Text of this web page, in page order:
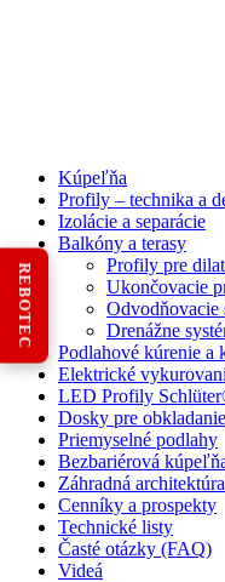
Kúpeľňa
Profily – technika a
Izolácie a separácie
Balkóny a terasy
Profily pre
Ukončovacie
Odvodňovacie
Drenážne
Podlahové kúrenie a
Elektrické
LED Profily
Dosky pre obkladanie
Priemyselné podlahy
Bezbariérová
Záhradná
Cenníky a prospekty
Technické listy
Časté otázky (FAQ)
Videá
REBOTEC